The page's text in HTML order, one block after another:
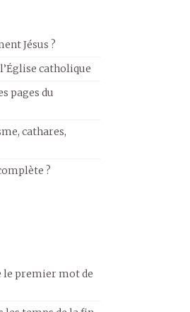
Jésus ?
catholique
pages du
cathares,
?
le premier mot de